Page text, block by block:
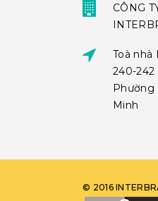
CÔNG
Toà nhà
240-242
Phường
Minh
© 2016